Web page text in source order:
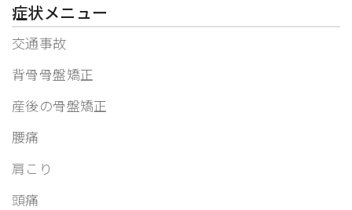
症状メニュー
交通事故
背骨骨盤矯正
産後の骨盤矯正
腰痛
肩こり
頭痛